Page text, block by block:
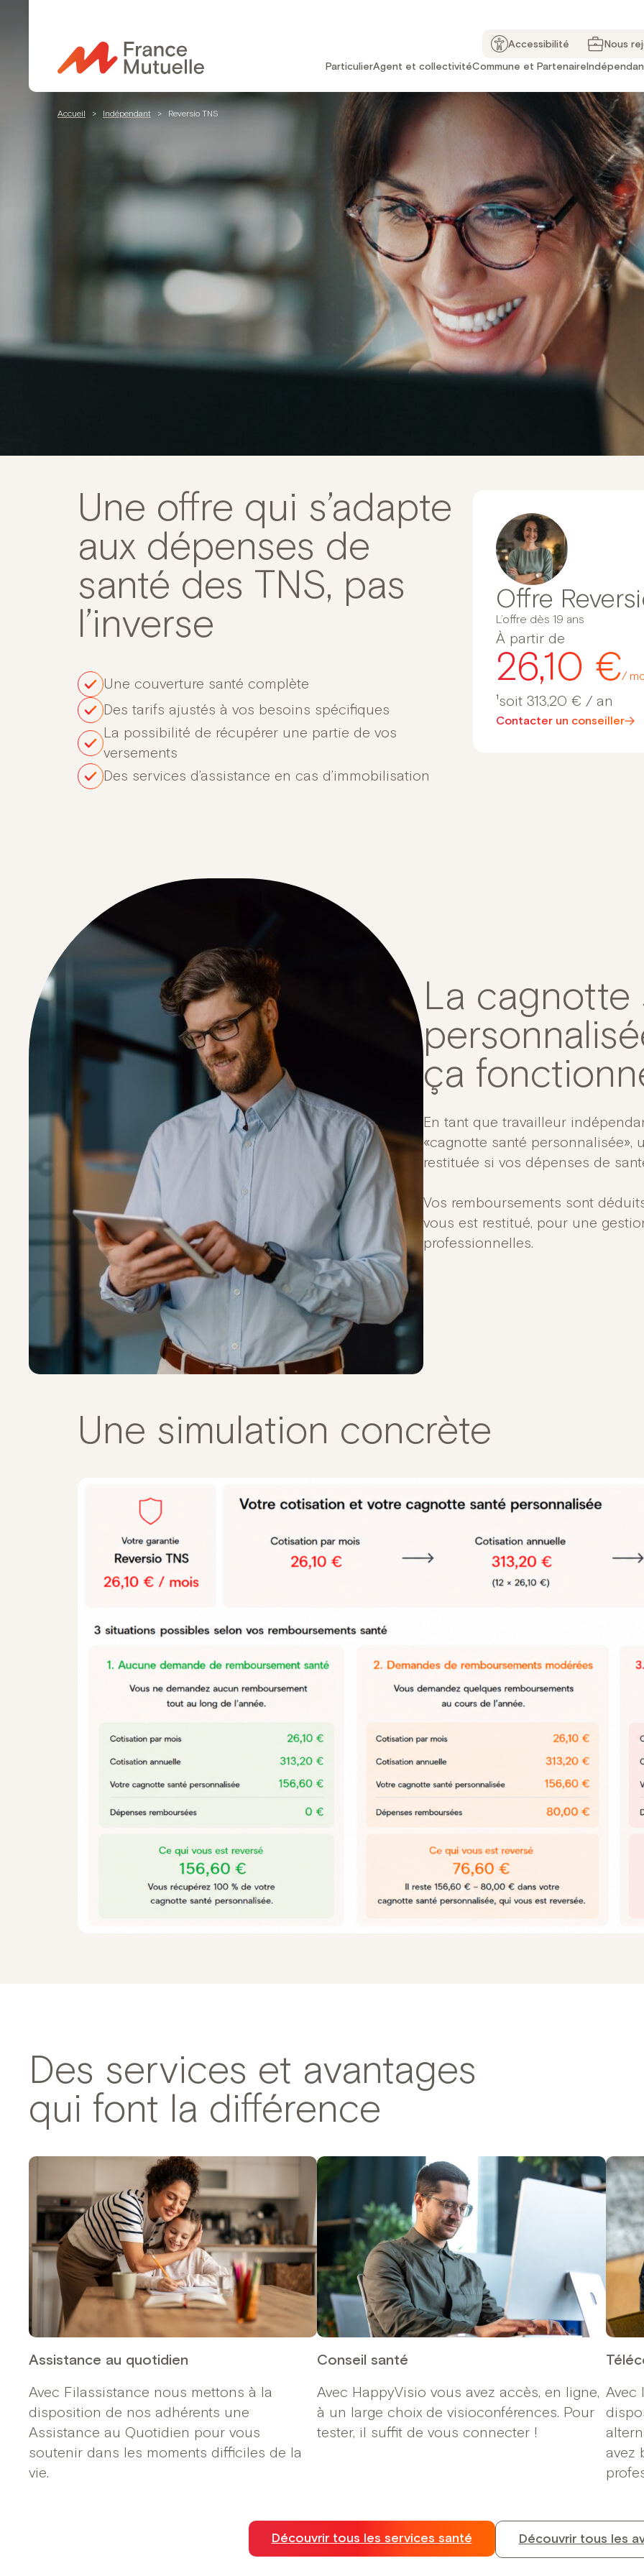
contenu
Accessibilité Nous
ParticulierAgent et collectivitéCommune et Partenaire
Accueil > Indépendant > Reversio TNS
Mutuelle TNS
Une offre qui s’adapte
aux dépenses de
santé des TNS, pas
l’inverse
Une couverture santé complète
Des tarifs ajustés à vos besoins spécifiques
La possibilité de récupérer une partie de vos
versements
Des services d’assistance en cas d’immobilisation
Offre
L’offre dès 19 ans
À partir de
26,10 €
/
¹soit 313,20 € / an
Contacter un conseiller
La cagnotte
ça
En tant que travailleur
«cagnotte santé
restituée si vos dépenses de
Vos remboursements sont
vous est restitué, pour une
professionnelles.
Une simulation concrète
Des services et avantages
qui font la différence
Assistance au quotidien
Avec Filassistance nous mettons à la
disposition de nos adhérents une
Assistance au Quotidien pour vous
soutenir dans les moments difficiles de la
vie.
Conseil santé
Avec HappyVisio vous avez accès, en ligne,
à un large choix de visioconférences. Pour
tester, il suffit de vous connecter !
Avec
avez
Découvrir tous les services santé Découvrir tous les